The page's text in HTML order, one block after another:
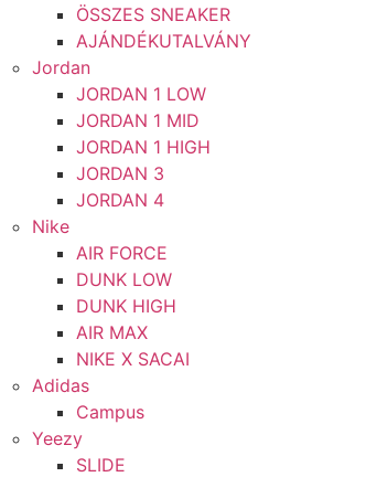
ÖSSZES SNEAKER
AJÁNDÉKUTALVÁNY
Jordan
JORDAN 1 LOW
JORDAN 1 MID
JORDAN 1 HIGH
JORDAN 3
JORDAN 4
Nike
AIR FORCE
DUNK LOW
DUNK HIGH
AIR MAX
NIKE X SACAI
Adidas
Campus
Yeezy
SLIDE